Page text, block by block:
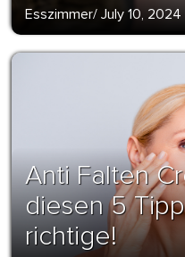
Esszimmer/ July 10, 2024
Anti Falten
diesen 5
richtige!